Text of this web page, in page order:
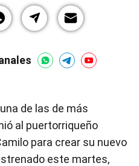
una de las de más
al puertorriqueño
para crear su nuevo
este martes,